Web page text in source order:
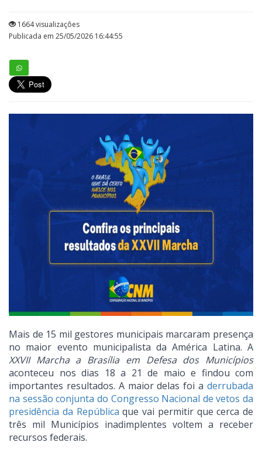
1664 visualizações
Publicada em 25/05/2026 16:44:55
Mais de 15 mil gestores municipais marcaram presença
no maior evento municipalista da América Latina. A
XXVII Marcha a Brasília em Defesa dos Municípios
aconteceu nos dias 18 a 21 de maio e findou com
importantes resultados. A maior delas foi a derrubada
na sessão conjunta do Congresso Nacional de vetos da
presidência da República que vai permitir que cerca de
três mil Municípios inadimplentes voltem a receber
recursos federais.